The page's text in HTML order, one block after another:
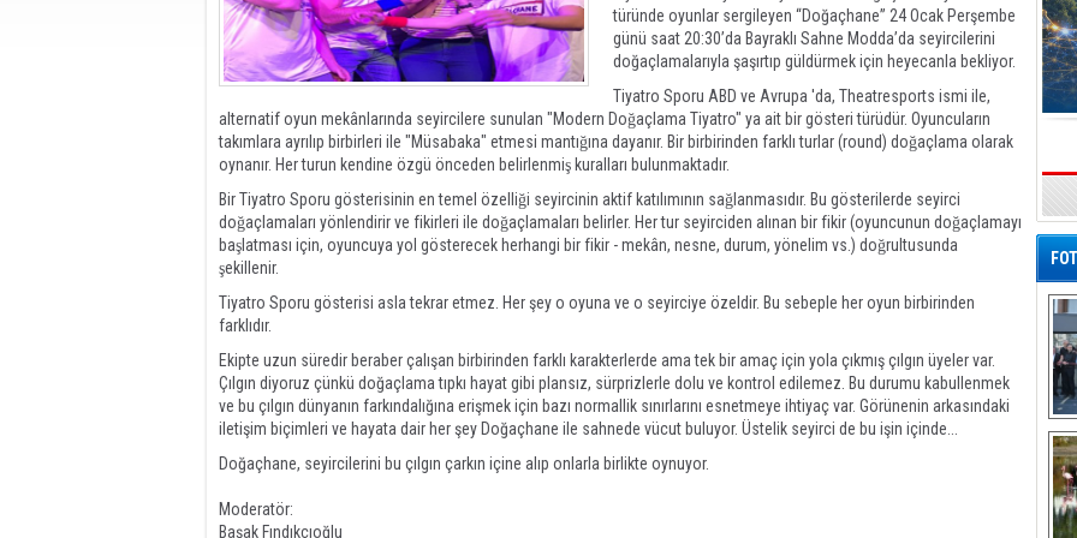
türünde oyunlar sergileyen “Doğaçhane” 24 Ocak Perşembe
günü saat 20:30’da Bayraklı Sahne Modda’da seyircilerini
doğaçlamalarıyla şaşırtıp güldürmek için heyecanla bekliyor.
Tiyatro Sporu ABD ve Avrupa 'da, Theatresports ismi ile,
alternatif oyun mekânlarında seyircilere sunulan "Modern Doğaçlama Tiyatro" ya ait bir gösteri türüdür. Oyuncuların
takımlara ayrılıp birbirleri ile "Müsabaka" etmesi mantığına dayanır. Bir birbirinden farklı turlar (round) doğaçlama olarak
oynanır. Her turun kendine özgü önceden belirlenmiş kuralları bulunmaktadır.
Bir Tiyatro Sporu gösterisinin en temel özelliği seyircinin aktif katılımının sağlanmasıdır. Bu gösterilerde seyirci
doğaçlamaları yönlendirir ve fikirleri ile doğaçlamaları belirler. Her tur seyirciden alınan bir fikir (oyuncunun doğaçlamayı
başlatması için, oyuncuya yol gösterecek herhangi bir fikir - mekân, nesne, durum, yönelim vs.) doğrultusunda
şekillenir.
Tiyatro Sporu gösterisi asla tekrar etmez. Her şey o oyuna ve o seyirciye özeldir. Bu sebeple her oyun birbirinden
farklıdır.
Ekipte uzun süredir beraber çalışan birbirinden farklı karakterlerde ama tek bir amaç için yola çıkmış çılgın üyeler var.
Çılgın diyoruz çünkü doğaçlama tıpkı hayat gibi plansız, sürprizlerle dolu ve kontrol edilemez. Bu durumu kabullenmek
ve bu çılgın dünyanın farkındalığına erişmek için bazı normallik sınırlarını esnetmeye ihtiyaç var. Görünenin arkasındaki
iletişim biçimleri ve hayata dair her şey Doğaçhane ile sahnede vücut buluyor. Üstelik seyirci de bu işin içinde...
Doğaçhane, seyircilerini bu çılgın çarkın içine alıp onlarla birlikte oynuyor.
Moderatör:
Başak Fındıkçıoğlu